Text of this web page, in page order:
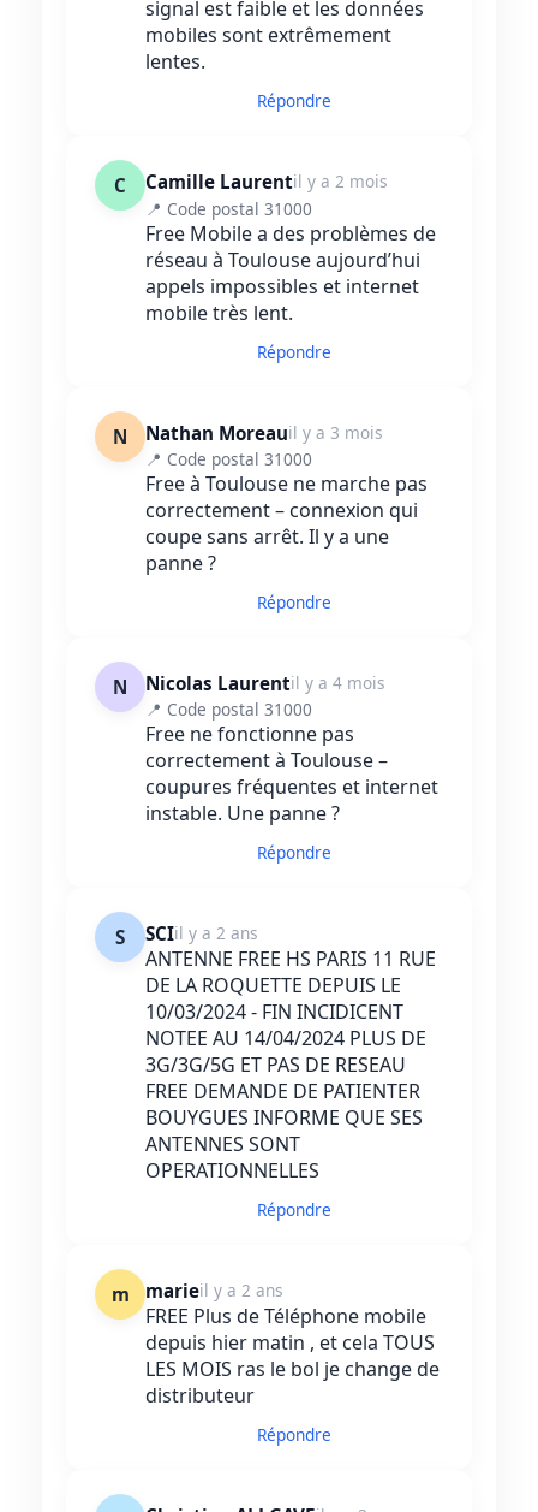
signal est faible et les données
mobiles sont extrêmement
lentes.
Répondre
C Camille Laurentil y a 2 mois
📍 Code postal 31000
Free Mobile a des problèmes de
réseau à Toulouse aujourd’hui
appels impossibles et internet
mobile très lent.
Répondre
N Nathan Moreauil y a 3 mois
📍 Code postal 31000
Free à Toulouse ne marche pas
correctement – connexion qui
coupe sans arrêt. Il y a une
panne ?
Répondre
N Nicolas Laurentil y a 4 mois
📍 Code postal 31000
Free ne fonctionne pas
correctement à Toulouse –
coupures fréquentes et internet
instable. Une panne ?
Répondre
S SCIil y a 2 ans
ANTENNE FREE HS PARIS 11 RUE
DE LA ROQUETTE DEPUIS LE
10/03/2024 - FIN INCIDICENT
NOTEE AU 14/04/2024 PLUS DE
3G/3G/5G ET PAS DE RESEAU
FREE DEMANDE DE PATIENTER
BOUYGUES INFORME QUE SES
ANTENNES SONT
OPERATIONNELLES
Répondre
m marieil y a 2 ans
FREE Plus de Téléphone mobile
depuis hier matin , et cela TOUS
LES MOIS ras le bol je change de
distributeur
Répondre